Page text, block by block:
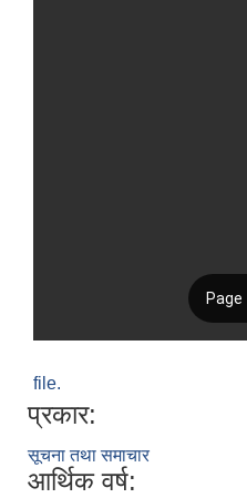
file.
प्रकार:
सूचना तथा समाचार
आर्थिक वर्ष: